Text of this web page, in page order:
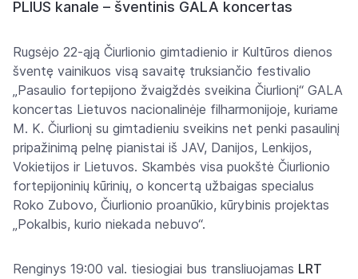
PLIUS kanale – šventinis GALA koncertas
Rugsėjo 22-ąją Čiurlionio gimtadienio ir Kultūros dienos
šventę vainikuos visą savaitę truksiančio festivalio
„Pasaulio fortepijono žvaigždės sveikina Čiurlionį“ GALA
koncertas Lietuvos nacionalinėje filharmonijoje, kuriame
M. K. Čiurlionį su gimtadieniu sveikins net penki pasaulinį
pripažinimą pelnę pianistai iš JAV, Danijos, Lenkijos,
Vokietijos ir Lietuvos. Skambės visa puokštė Čiurlionio
fortepijoninių kūrinių, o koncertą užbaigas specialus
Roko Zubovo, Čiurlionio proanūkio, kūrybinis projektas
„Pokalbis, kurio niekada nebuvo“.
Renginys 19:00 val. tiesiogiai bus transliuojamas LRT